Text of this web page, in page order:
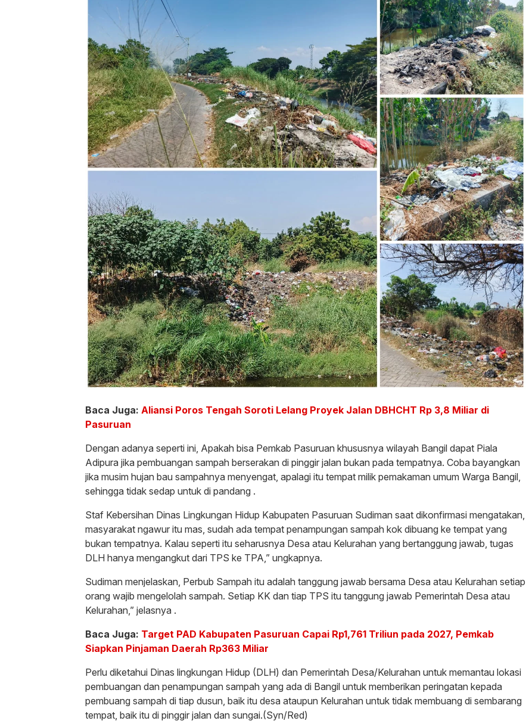
Baca Juga: Aliansi Poros Tengah Soroti Lelang Proyek Jalan DBHCHT Rp 3,8 Miliar di
Pasuruan
Dengan adanya seperti ini, Apakah bisa Pemkab Pasuruan khususnya wilayah Bangil dapat Piala
Adipura jika pembuangan sampah berserakan di pinggir jalan bukan pada tempatnya. Coba bayangkan
jika musim hujan bau sampahnya menyengat, apalagi itu tempat milik pemakaman umum Warga Bangil,
sehingga tidak sedap untuk di pandang .
Staf Kebersihan Dinas Lingkungan Hidup Kabupaten Pasuruan Sudiman saat dikonfirmasi mengatakan,
masyarakat ngawur itu mas, sudah ada tempat penampungan sampah kok dibuang ke tempat yang
bukan tempatnya. Kalau seperti itu seharusnya Desa atau Kelurahan yang bertanggung jawab, tugas
DLH hanya mengangkut dari TPS ke TPA,” ungkapnya.
Sudiman menjelaskan, Perbub Sampah itu adalah tanggung jawab bersama Desa atau Kelurahan setiap
orang wajib mengelolah sampah. Setiap KK dan tiap TPS itu tanggung jawab Pemerintah Desa atau
Kelurahan,” jelasnya .
Baca Juga: Target PAD Kabupaten Pasuruan Capai Rp1,761 Triliun pada 2027, Pemkab
Siapkan Pinjaman Daerah Rp363 Miliar
Perlu diketahui Dinas lingkungan Hidup (DLH) dan Pemerintah Desa/Kelurahan untuk memantau lokasi
pembuangan dan penampungan sampah yang ada di Bangil untuk memberikan peringatan kepada
pembuang sampah di tiap dusun, baik itu desa ataupun Kelurahan untuk tidak membuang di sembarang
tempat, baik itu di pinggir jalan dan sungai.(Syn/Red)